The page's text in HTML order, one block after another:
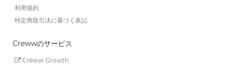
利用規約
特定商取引法に基づく表記
Crewwのサービス
Creww Growth